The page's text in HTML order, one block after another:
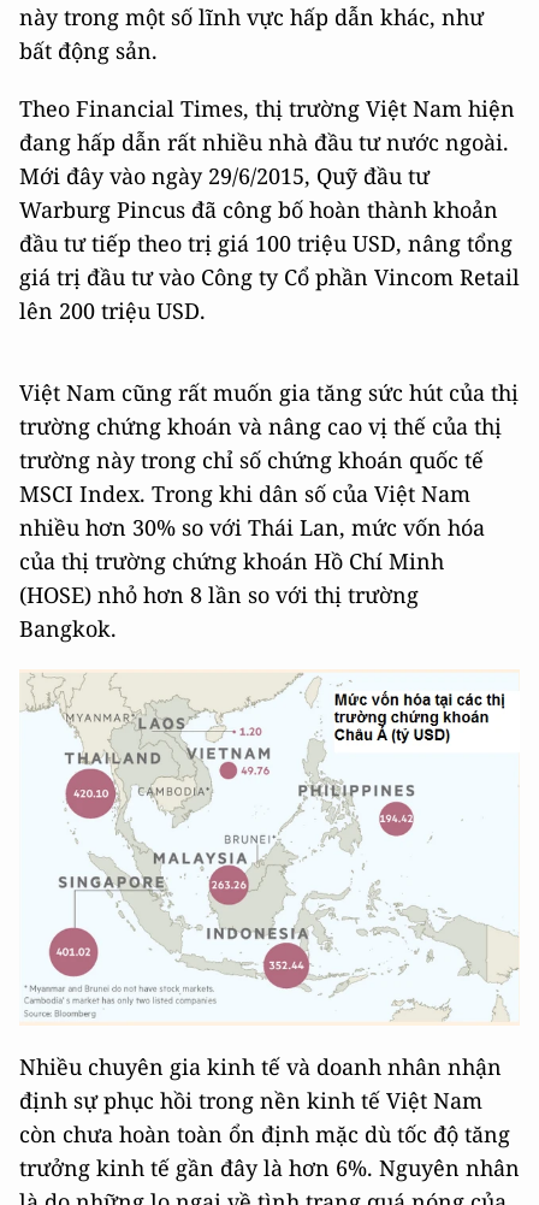
này trong một số lĩnh vực hấp dẫn khác, như
bất động sản.
Theo Financial Times, thị trường Việt Nam hiện
đang hấp dẫn rất nhiều nhà đầu tư nước ngoài.
Mới đây vào ngày 29/6/2015, Quỹ đầu tư
Warburg Pincus đã công bố hoàn thành khoản
đầu tư tiếp theo trị giá 100 triệu USD, nâng tổng
giá trị đầu tư vào Công ty Cổ phần Vincom Retail
lên 200 triệu USD.
Việt Nam cũng rất muốn gia tăng sức hút của thị
trường chứng khoán và nâng cao vị thế của thị
trường này trong chỉ số chứng khoán quốc tế
MSCI Index. Trong khi dân số của Việt Nam
nhiều hơn 30% so với Thái Lan, mức vốn hóa
của thị trường chứng khoán Hồ Chí Minh
(HOSE) nhỏ hơn 8 lần so với thị trường
Bangkok.
Nhiều chuyên gia kinh tế và doanh nhân nhận
định sự phục hồi trong nền kinh tế Việt Nam
còn chưa hoàn toàn ổn định mặc dù tốc độ tăng
trưởng kinh tế gần đây là hơn 6%. Nguyên nhân